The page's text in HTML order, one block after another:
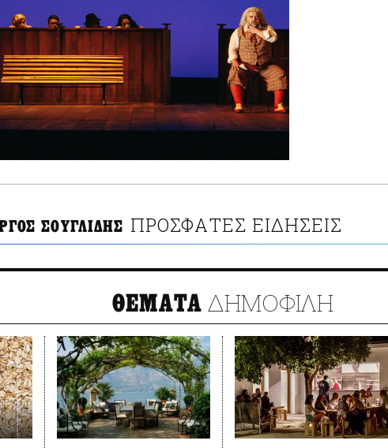
ΣΟΥΓΛΙΔΗΣ ΠΡΟΣΦΑΤΕΣ ΕΙΔΗΣΕΙΣ
ΘΕΜΑΤΑ ΔΗΜΟΦΙΛΗ